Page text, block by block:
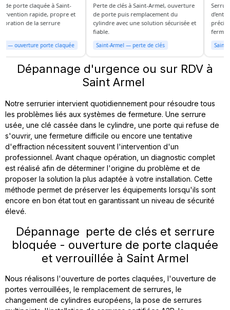
porte claquée à Saint-
rapide, propre et
de la serrure
— ouverture porte claquée
Perte de clés à Saint-Armel, ouverture
de porte puis remplacement du
cylindre avec une solution sécurisée et
fiable.
Saint-Armel — perte de clés
Serrure
précis,
Saint-
Dépannage d'urgence ou sur RDV à
Saint Armel
Notre serrurier intervient quotidiennement pour résoudre tous
les problèmes liés aux systèmes de fermeture. Une serrure
usée, une clé cassée dans le cylindre, une porte qui refuse de
s'ouvrir, une fermeture difficile ou encore une tentative
d'effraction nécessitent souvent l'intervention d'un
professionnel. Avant chaque opération, un diagnostic complet
est réalisé afin de déterminer l'origine du problème et de
proposer la solution la plus adaptée à votre installation. Cette
méthode permet de préserver les équipements lorsqu'ils sont
encore en bon état tout en garantissant un niveau de sécurité
élevé.
Dépannage perte de clés et serrure
bloquée - ouverture de porte claquée
et verrouillée à Saint Armel
Nous réalisons l'ouverture de portes claquées, l'ouverture de
portes verrouillées, le remplacement de serrures, le
changement de cylindres européens, la pose de serrures